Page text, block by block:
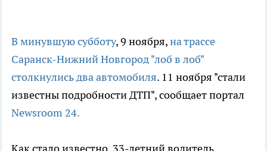
В минувшую субботу, 9 ноября,на трассе
Саранск-Нижний Новгород "лоб в лоб"
столкнулись два автомобиля. 11 ноября "стали
известны подробности ДТП", сообщает портал
Newsroom 24.